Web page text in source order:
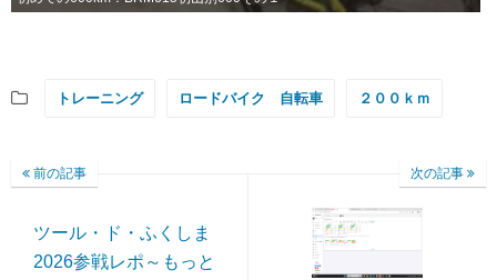
トレーニング ロードバイク 自転車 ２００ｋｍ
前の記事
ツール・ド・ふくしま
2026参戦レポ～もっと
次の記事